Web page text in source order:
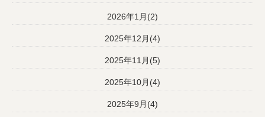
2026年1月(2)
2025年12月(4)
2025年11月(5)
2025年10月(4)
2025年9月(4)